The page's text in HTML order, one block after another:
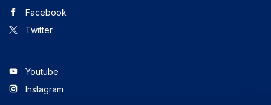
Facebook
Twitter
Youtube
Instagram